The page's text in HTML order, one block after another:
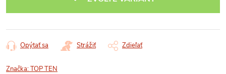
Opýtať sa Strážiť Zdieľať
Značka:TOP TEN